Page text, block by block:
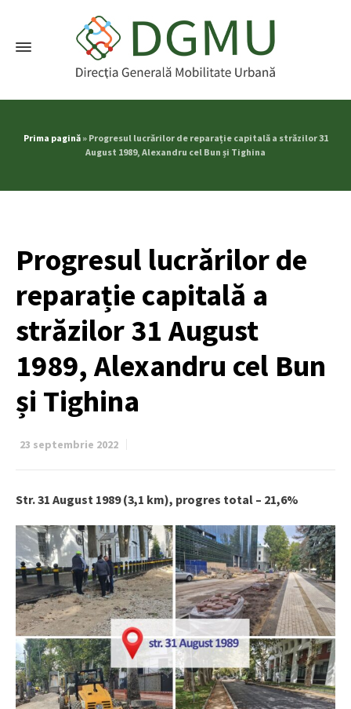
Prima pagină» Progresul lucrărilor de reparație capitală a străzilor 31
August 1989, Alexandru cel Bun și Tighina
Progresul lucrărilor de
reparație capitală a
străzilor 31 August
1989, Alexandru cel Bun
și Tighina
23 septembrie 2022
Str. 31 August 1989 (3,1 km), progres total – 21,6%